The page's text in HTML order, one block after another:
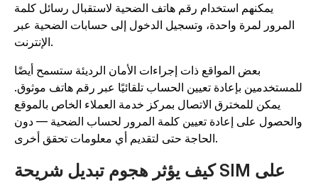
يمكنهم استخدام رقم هاتف الضحية لاستقبال رسائل كلمة
المرور لمرة واحدة، وتسجيل الدخول إلى حسابات الضحية عبر
بعض المواقع ذات إجراءات الأمان الرديئة ستسمح أيضًا
بإعادة تعيين الحساب تلقائيًا عبر رقم هاتف موثوق.
يمكن للمخترق الاتصال بمركز خدمة العملاء الخاص بالموقع
على إعادة تعيين كلمة المرور لحساب الضحية — دون
كيف يؤثر هجوم تبديل شريحة SIM على